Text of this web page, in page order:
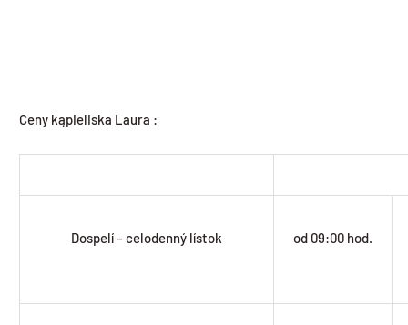
Ceny kąpieliska Laura :
Dospelí – celodenný lístok od 09:00 hod.